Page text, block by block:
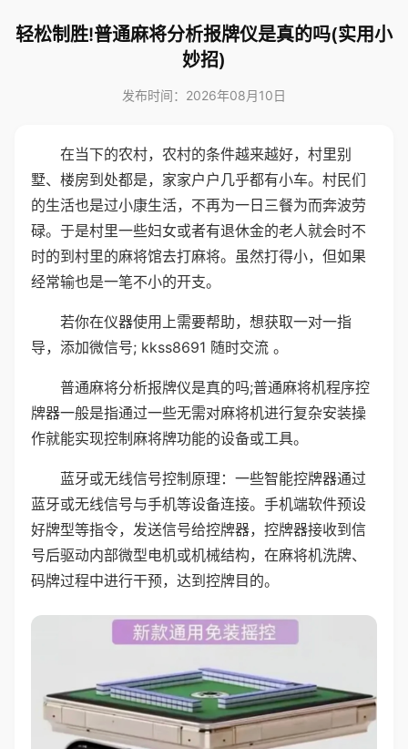
轻松制胜!普通麻将分析报牌仪是真的吗(实用小
妙招)
发布时间：2026年08月10日
在当下的农村，农村的条件越来越好，村里别
墅、楼房到处都是，家家户户几乎都有小车。村民们
的生活也是过小康生活，不再为一日三餐为而奔波劳
碌。于是村里一些妇女或者有退休金的老人就会时不
时的到村里的麻将馆去打麻将。虽然打得小，但如果
经常输也是一笔不小的开支。
若你在仪器使用上需要帮助，想获取一对一指
导，添加微信号; kkss8691 随时交流 。
普通麻将分析报牌仪是真的吗;普通麻将机程序控
牌器一般是指通过一些无需对麻将机进行复杂安装操
作就能实现控制麻将牌功能的设备或工具。
蓝牙或无线信号控制原理：一些智能控牌器通过
蓝牙或无线信号与手机等设备连接。手机端软件预设
好牌型等指令，发送信号给控牌器，控牌器接收到信
号后驱动内部微型电机或机械结构，在麻将机洗牌、
码牌过程中进行干预，达到控牌目的。